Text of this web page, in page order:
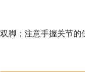
脚；注意手握关节